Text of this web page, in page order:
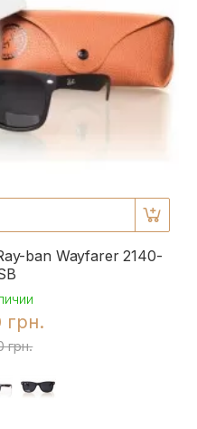
ban Wayfarer 2140-
грн.
грн.